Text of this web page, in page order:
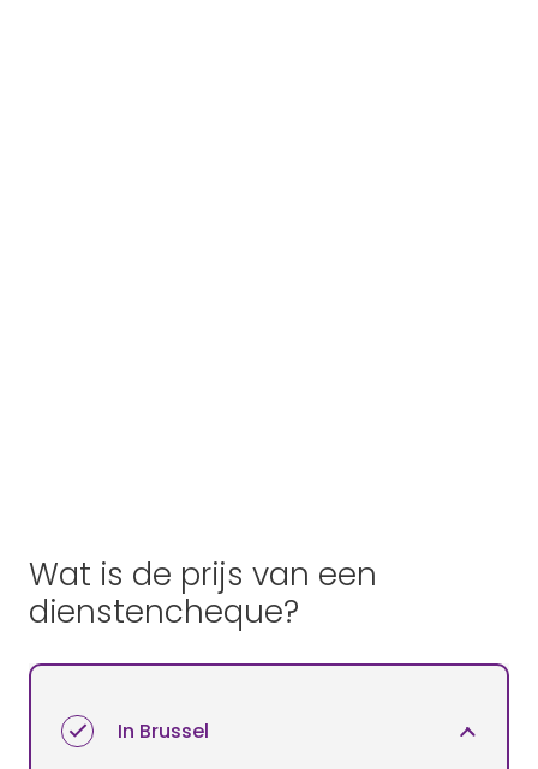
Wat is de prijs van een
dienstencheque?
In Brussel